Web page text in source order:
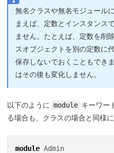
無名クラスや無名モジュール
まえば、定数とインスタンス
ません。たとえば、定数を削
スオブジェクトを別の定数に
保存しないでおくこともでき
はその後も変化しません。
以下のように module キーワー
る場合も、クラスの場合と同様
module Admin